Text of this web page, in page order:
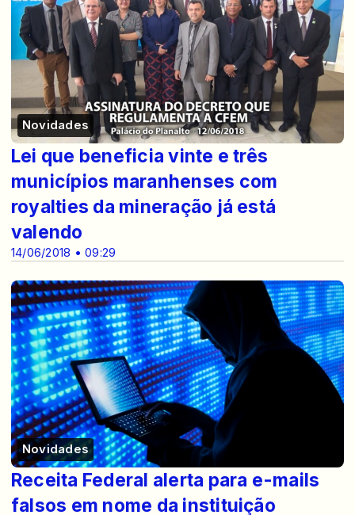
Novidades
14/06/2018 • 09:29
Lei que beneficia vinte e três
municípios maranhenses com
royalties da mineração já está
valendo
Novidades
Receita Federal alerta para e-mails
falsos em nome da instituição